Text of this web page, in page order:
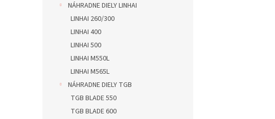
NÁHRADNE DIELY LINHAI
LINHAI 260/300
LINHAI 400
LINHAI 500
LINHAI M550L
LINHAI M565L
NÁHRADNE DIELY TGB
TGB BLADE 550
TGB BLADE 600